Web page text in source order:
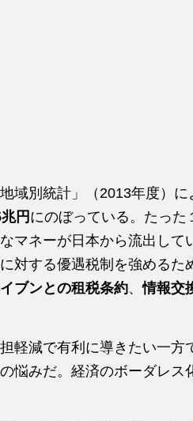
域別統計」（2013年度）に
円 にのぼっている。たった
マネーが日本から流出して
対する優遇税制を強めるた
ブンとの租税条約、情報交
軽減で有利に導きたい一方
悩みだ。経済のボーダレス